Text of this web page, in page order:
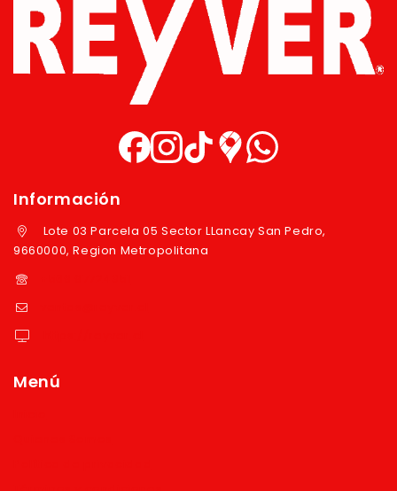
Información
Lote 03 Parcela 05 Sector LLancay San Pedro,
9660000, Region Metropolitana
Menú